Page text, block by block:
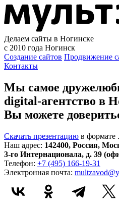
Делаем сайты в Ногинске
с 2010 года Ногинск
Создание сайтов Продвижение
Контакты
Мы самое
digital-агентство в
Вы можете
Скачать презентацию в формате
Наш адрес: 142400, Россия,
3-го Интернационала, д. 39
Телефон: +7 (495) 166-19-31
Электронная почта: